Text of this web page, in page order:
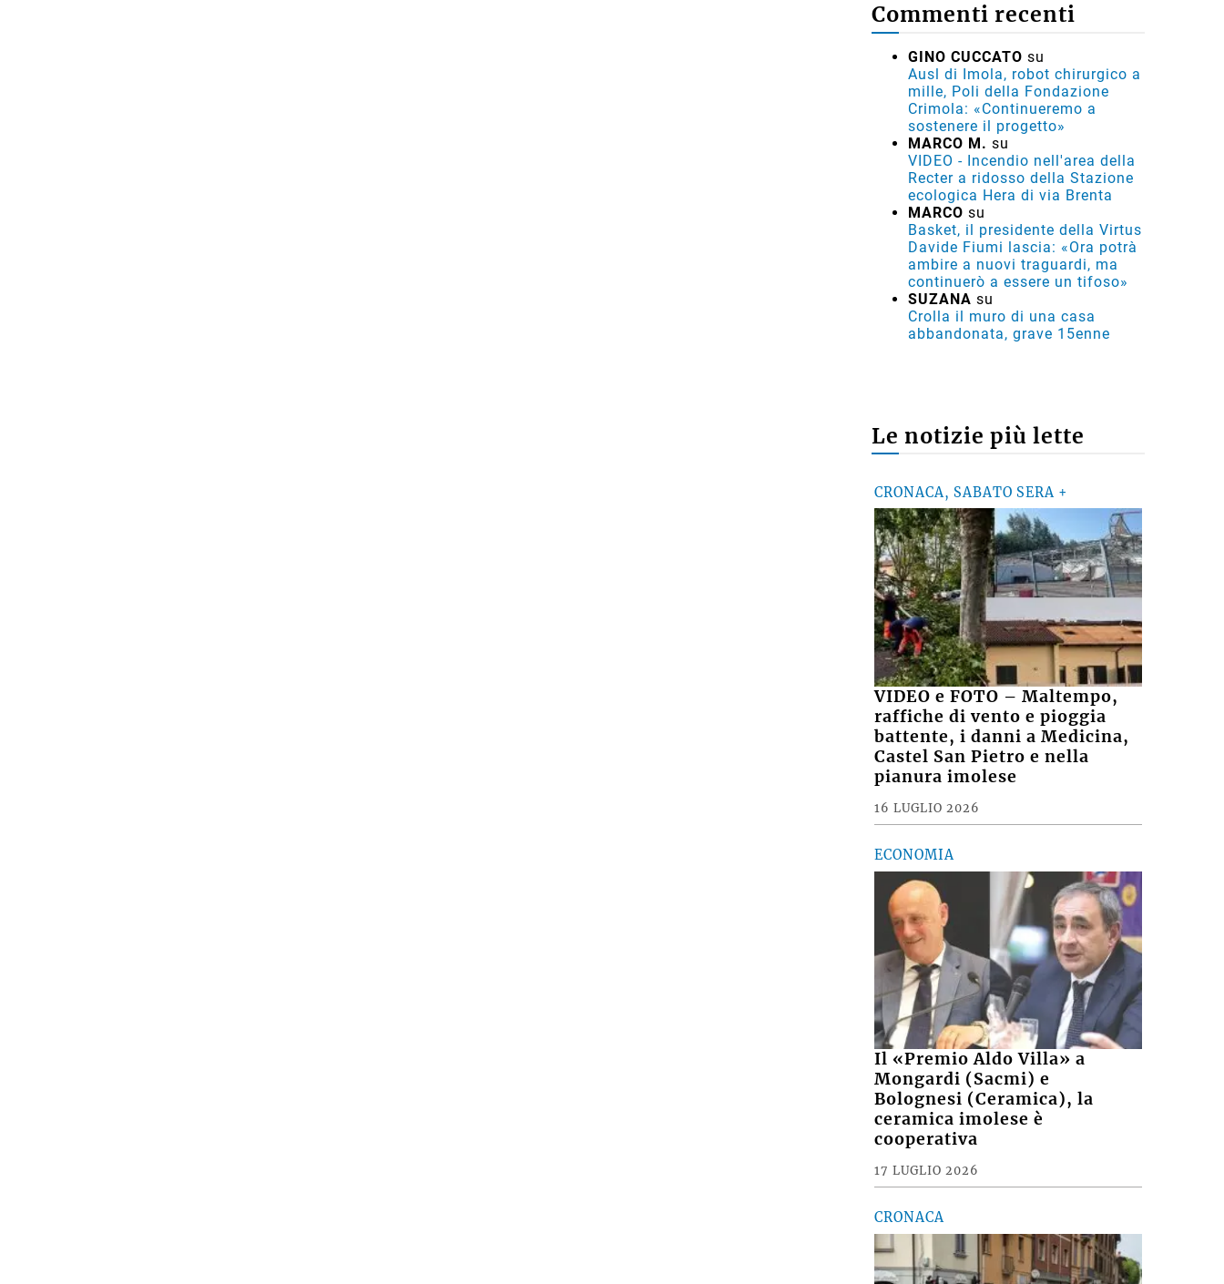
Commenti recenti
GINO CUCCATO su
Ausl di Imola, robot chirurgico a
mille, Poli della Fondazione
Crimola: «Continueremo a
sostenere il progetto»
MARCO M. su
VIDEO - Incendio nell'area della
Recter a ridosso della Stazione
ecologica Hera di via Brenta
MARCO su
Basket, il presidente della Virtus
Davide Fiumi lascia: «Ora potrà
ambire a nuovi traguardi, ma
continuerò a essere un tifoso»
SUZANA su
Crolla il muro di una casa
abbandonata, grave 15enne
Le notizie più lette
CRONACA, SABATO SERA +
VIDEO e FOTO – Maltempo,
raffiche di vento e pioggia
battente, i danni a Medicina,
Castel San Pietro e nella
pianura imolese
16 LUGLIO 2026
ECONOMIA
Il «Premio Aldo Villa» a
Mongardi (Sacmi) e
Bolognesi (Ceramica), la
ceramica imolese è
cooperativa
17 LUGLIO 2026
CRONACA